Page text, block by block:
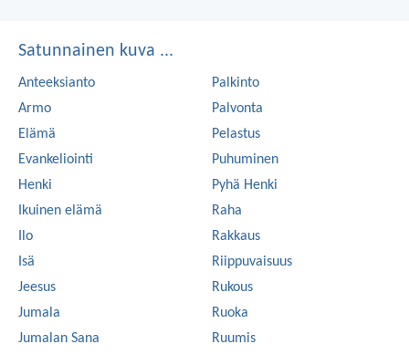
Satunnainen kuva ...
Anteeksianto
Armo
Elämä
Evankeliointi
Henki
Ikuinen elämä
Ilo
Isä
Jeesus
Jumala
Jumalan Sana
Palkinto
Palvonta
Pelastus
Puhuminen
Pyhä Henki
Raha
Rakkaus
Riippuvaisuus
Rukous
Ruoka
Ruumis